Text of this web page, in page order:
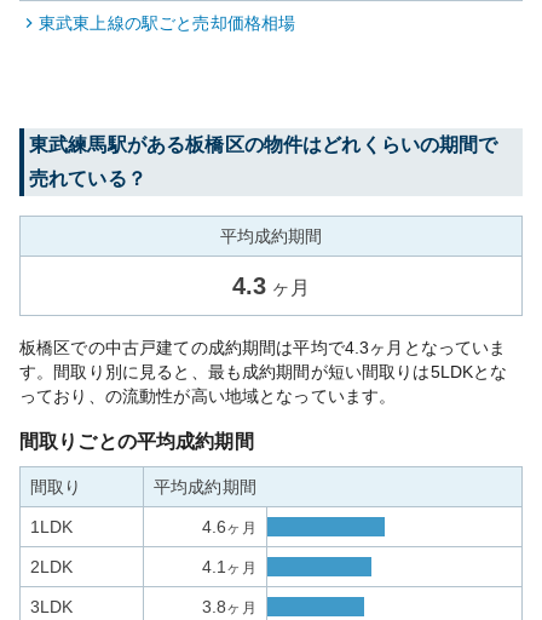
東武東上線の駅ごと売却価格相場
東武練馬駅がある板橋区の物件はどれくらいの期間で
売れている？
平均成約期間
4.3 ヶ月
板橋区での中古戸建ての成約期間は平均で4.3ヶ月となっていま
す。間取り別に見ると、最も成約期間が短い間取りは5LDKとな
っており、の流動性が高い地域となっています。
間取りごとの平均成約期間
間取り 平均成約期間
1LDK 4.6ヶ月
2LDK 4.1 ヶ月
3LDK 3.8ヶ月